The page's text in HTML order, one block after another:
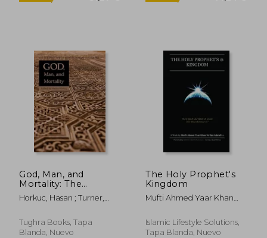
5%
dcto.
53,97 €
51,27 €
5%
dcto.
God, Man, and
Mortality: The
Perspective of
Bediuzzaman Said
Horkuc, Hasan ; Turner,
Tughra Books, Tapa
Blanda, Nuevo
The Holy Prophet's
Kingdom
Mufti Ahmed Yaar Khan
Islamic Lifestyle Solutions,
Tapa Blanda, Nuevo